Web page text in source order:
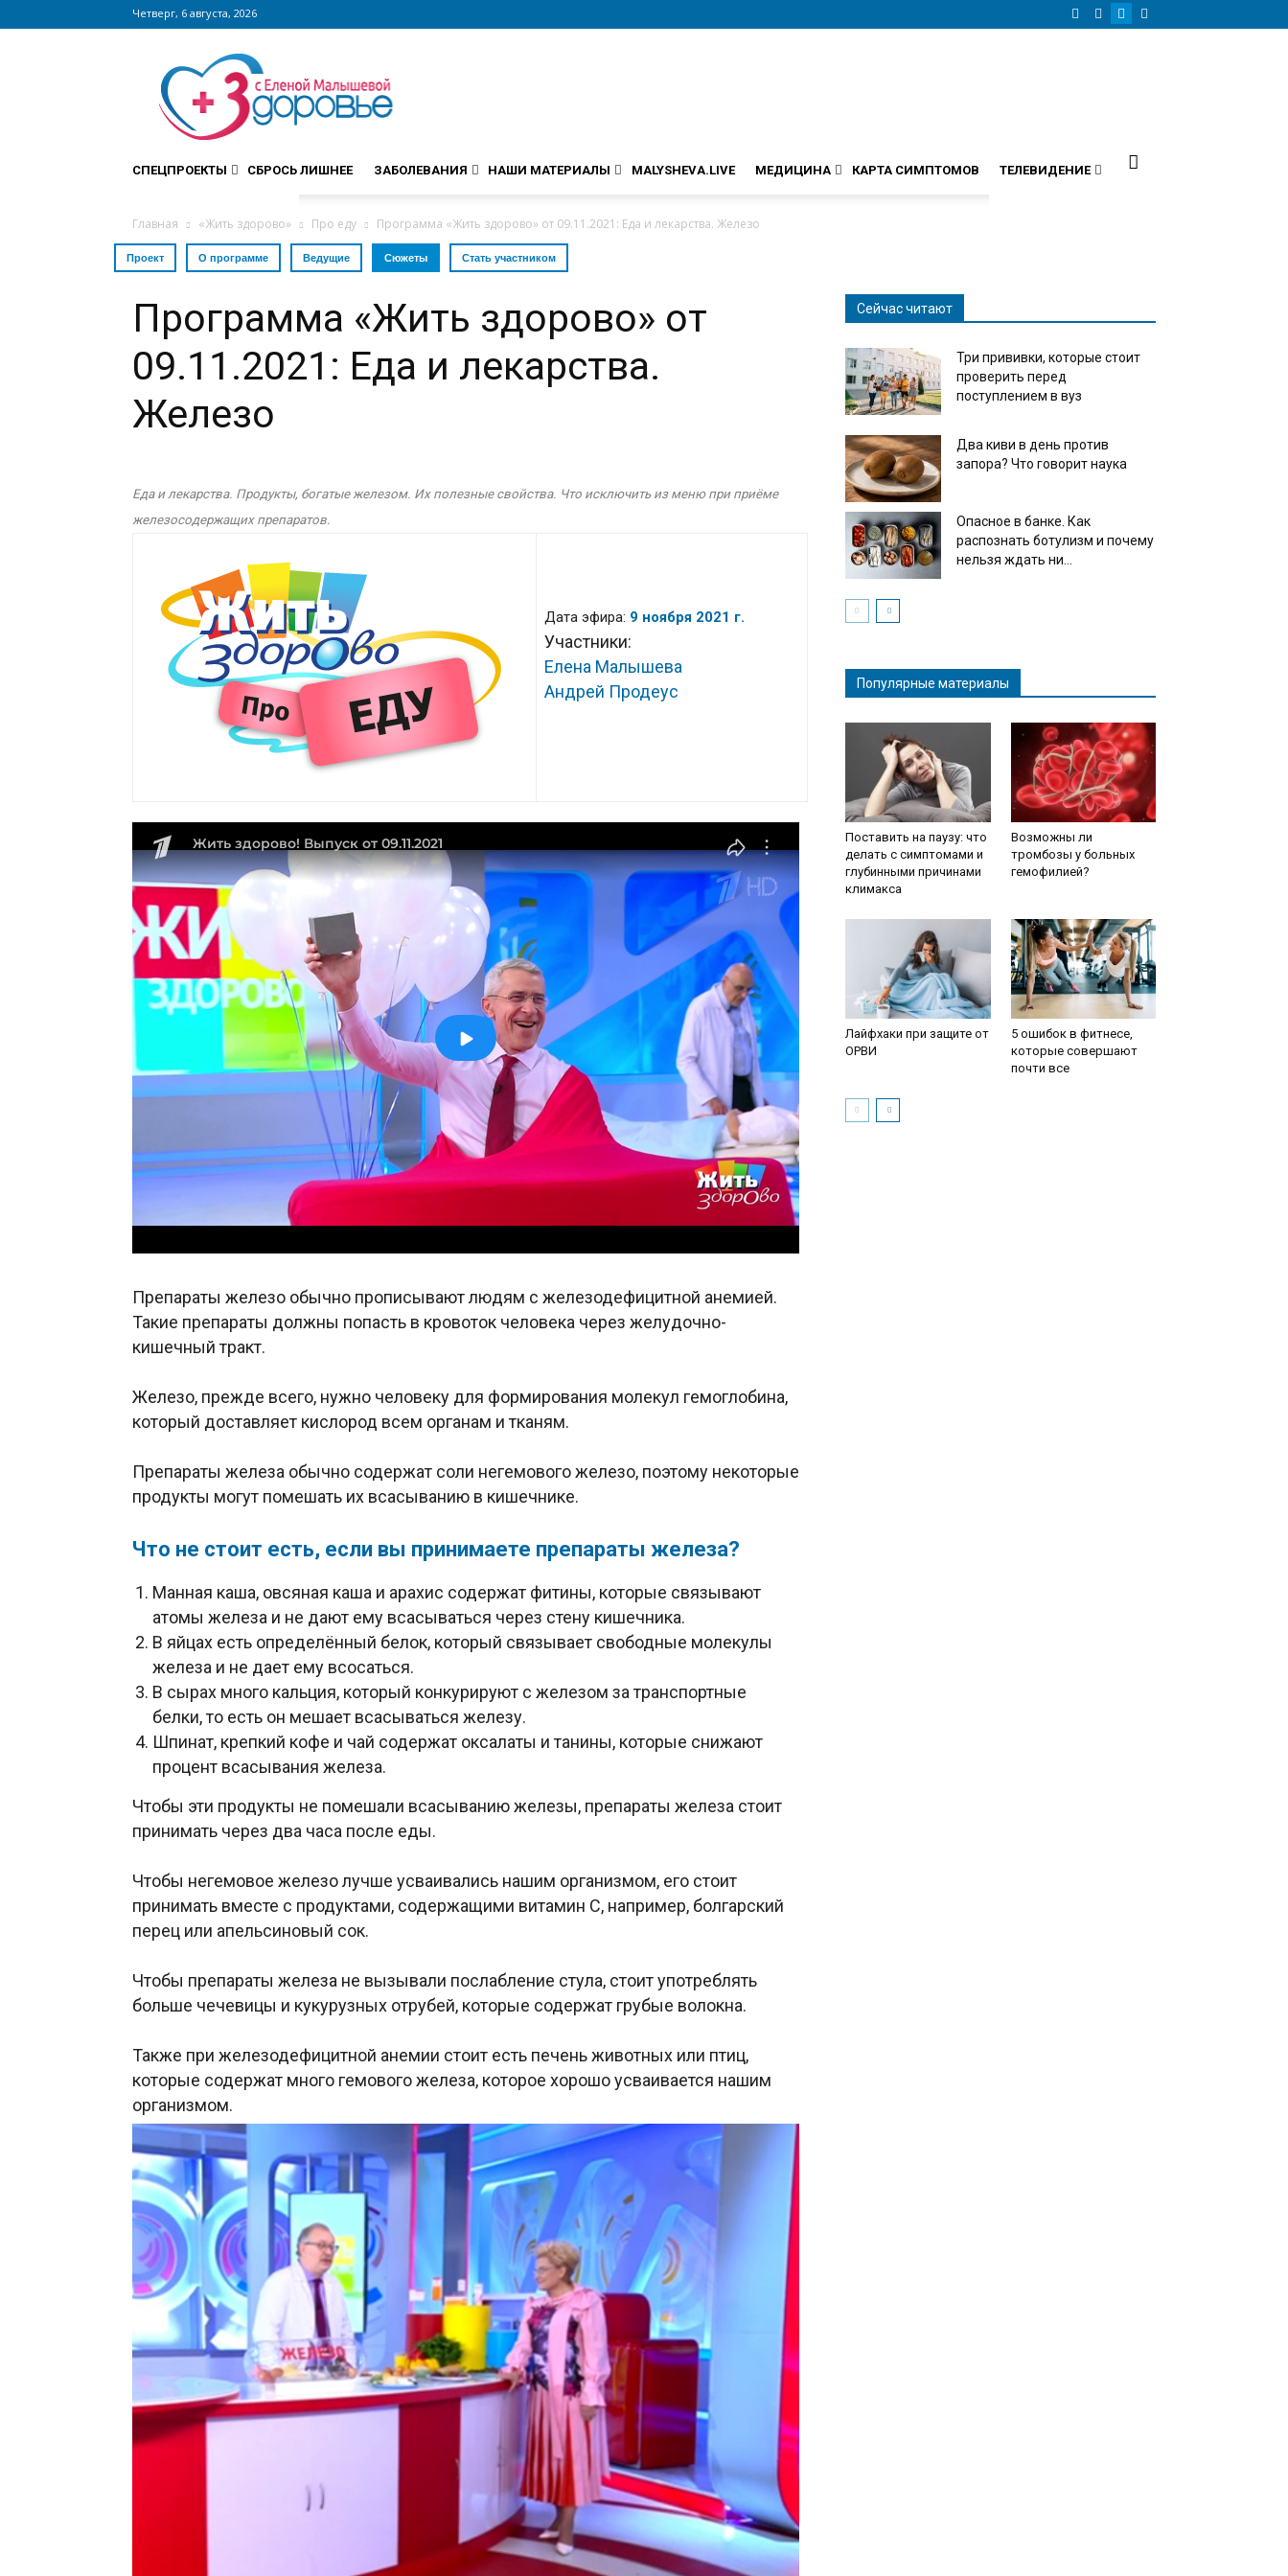
Четверг, 6 августа, 2026
Сайт
zdorovieinfo.ru
крупнейший
медицинский
интернет-
СПЕЦПРОЕКТЫ СБРОСЬ ЛИШНЕЕ ЗАБОЛЕВАНИЯ НАШИ МАТЕРИАЛЫ MALYSHEVA.LIVE МЕДИЦИНА КАРТА СИМПТОМОВ ТЕЛЕВИДЕНИЕ
Главная «Жить здорово» Про еду Программа «Жить здорово» от 09.11.2021: Еда и лекарства. Железо
Проект О программе Ведущие Сюжеты Стать участником
Программа «Жить здорово» от
09.11.2021: Еда и лекарства.
Железо
Еда и лекарства. Продукты, богатые железом. Их полезные свойства. Что исключить из меню при приёме
железосодержащих препаратов.
Дата эфира: 9 ноября 2021 г.
Участники:
Елена Малышева
Андрей Продеус
Препараты железо обычно прописывают людям с железодефицитной анемией.
Такие препараты должны попасть в кровоток человека через желудочно-
кишечный тракт.
Железо, прежде всего, нужно человеку для формирования молекул гемоглобина,
который доставляет кислород всем органам и тканям.
Препараты железа обычно содержат соли негемового железо, поэтому некоторые
продукты могут помешать их всасыванию в кишечнике.
Что не стоит есть, если вы принимаете препараты железа?
Манная каша, овсяная каша и арахис содержат фитины, которые связывают
атомы железа и не дают ему всасываться через стену кишечника.
В яйцах есть определённый белок, который связывает свободные молекулы
железа и не дает ему всосаться.
В сырах много кальция, который конкурируют с железом за транспортные
белки, то есть он мешает всасываться железу.
Шпинат, крепкий кофе и чай содержат оксалаты и танины, которые снижают
процент всасывания железа.
Чтобы эти продукты не помешали всасыванию железы, препараты железа стоит
принимать через два часа после еды.
Чтобы негемовое железо лучше усваивались нашим организмом, его стоит
принимать вместе с продуктами, содержащими витамин С, например, болгарский
перец или апельсиновый сок.
Чтобы препараты железа не вызывали послабление стула, стоит употреблять
больше чечевицы и кукурузных отрубей, которые содержат грубые волокна.
Также при железодефицитной анемии стоит есть печень животных или птиц,
которые содержат много гемового железа, которое хорошо усваивается нашим
организмом.
Сейчас читают
Три прививки, которые стоит
проверить перед
поступлением в вуз
Два киви в день против
запора? Что говорит наука
Опасное в банке. Как
распознать ботулизм и почему
нельзя ждать ни...
Популярные материалы
Поставить на паузу: что
делать с симптомами и
глубинными причинами
климакса
Возможны ли
тромбозы у больных
гемофилией?
Лайфхаки при защите от
ОРВИ
5 ошибок в фитнесе,
которые совершают
почти все